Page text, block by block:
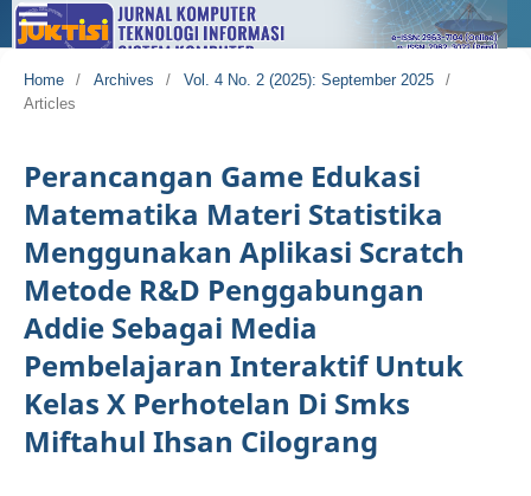
Home / Archives / Vol. 4 No. 2 (2025): September 2025
/
Articles
Perancangan Game Edukasi
Matematika Materi Statistika
Menggunakan Aplikasi Scratch
Metode R&D Penggabungan
Addie Sebagai Media
Pembelajaran Interaktif Untuk
Kelas X Perhotelan Di Smks
Miftahul Ihsan Cilograng